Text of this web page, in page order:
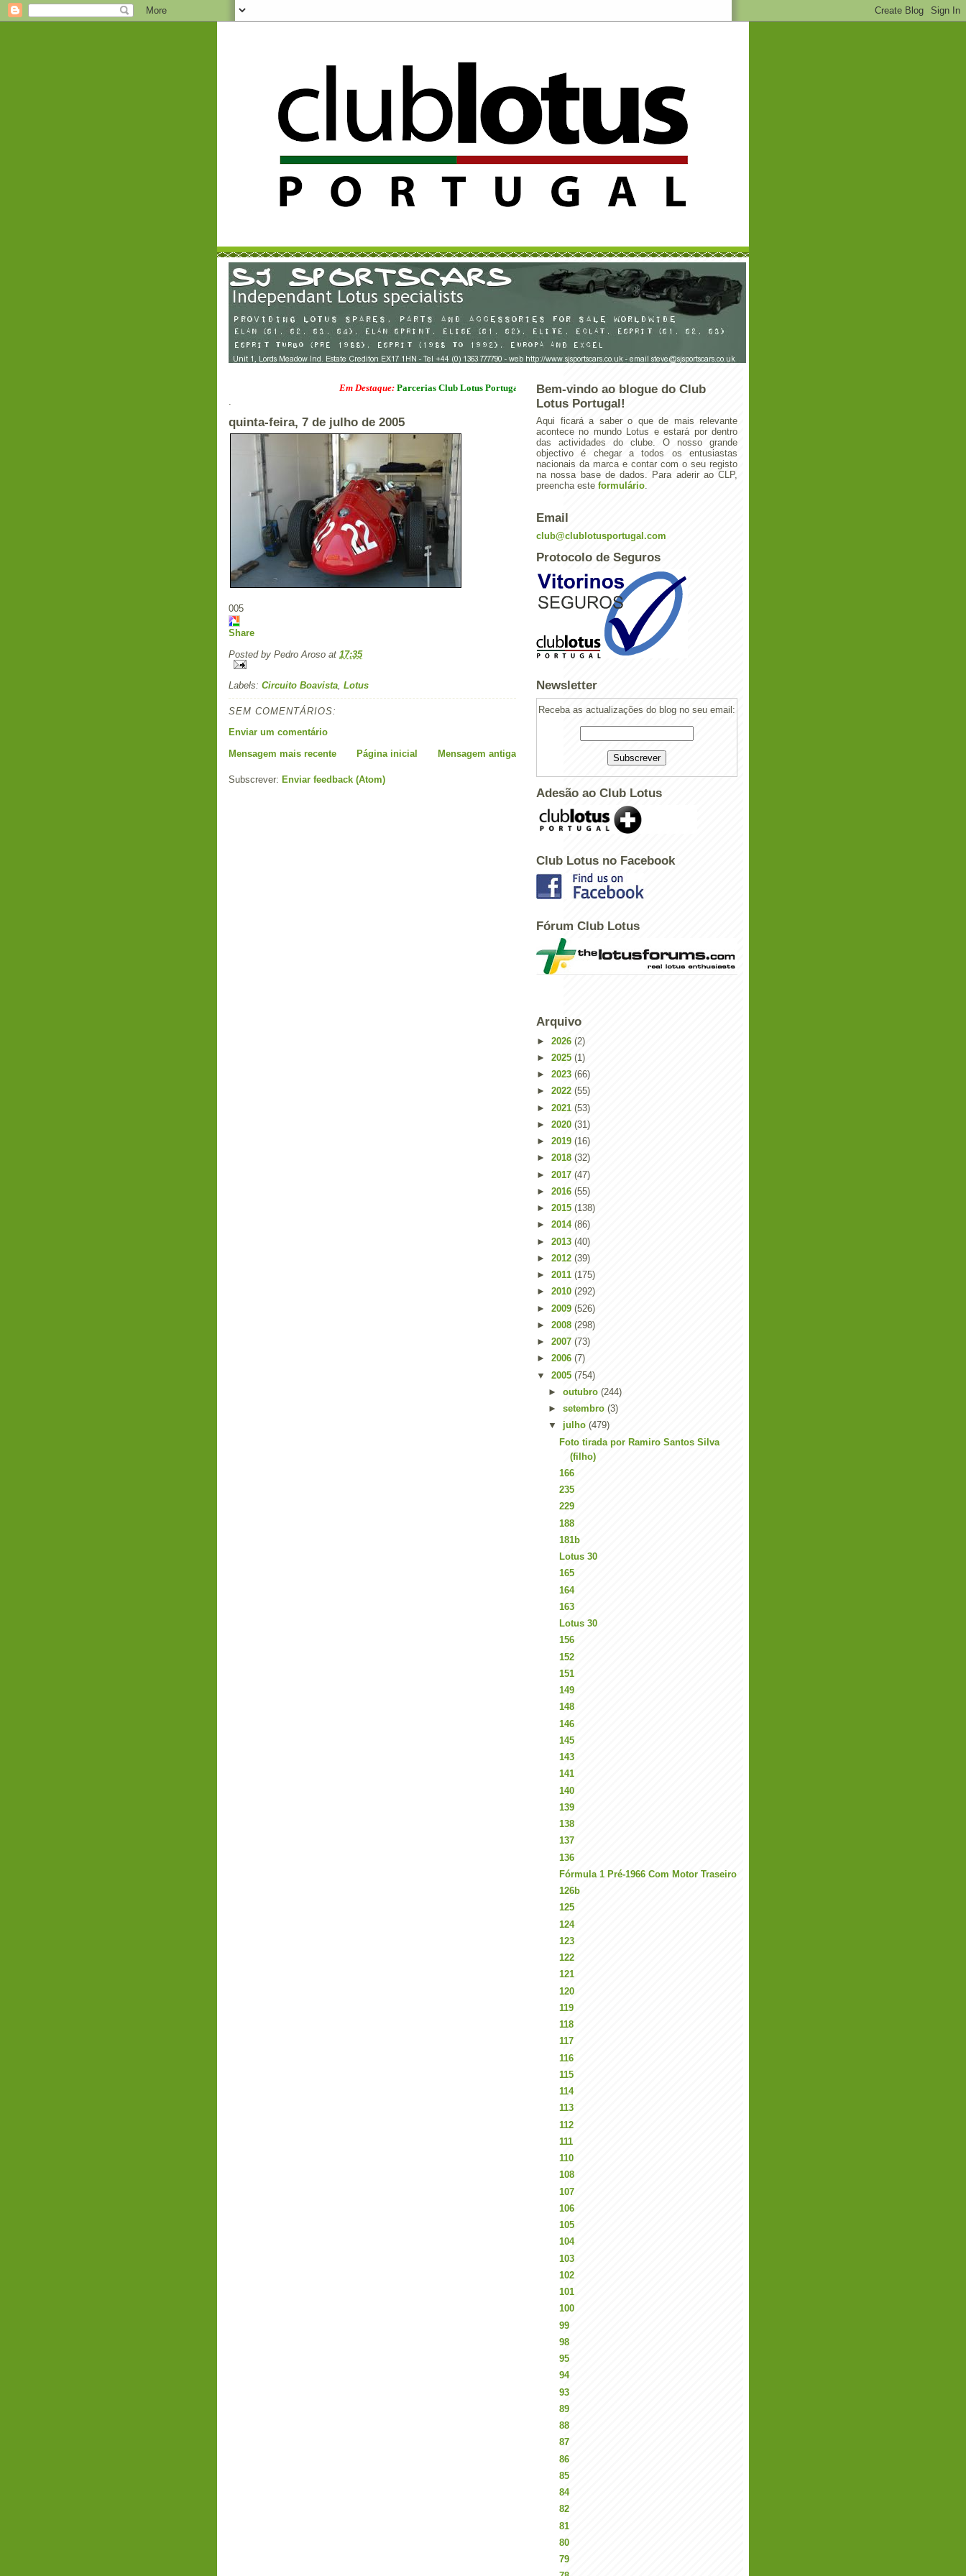
Em Destaque:Parcerias Club Lotus Portugal
quinta-feira, 7 de julho de 2005
005
Share
Posted by Pedro Aroso at 17:35
Labels: Circuito Boavista Lotus
SEM COMENTÁRIOS:
Enviar um comentário
Mensagem mais recente
Mensagem antiga
Página inicial
Subscrever: Enviar feedback (Atom)
Bem-vindo ao blogue do Club
Lotus Portugal!
Aqui ficará a saber o que de mais relevante
acontece no mundo Lotus e estará por dentro
das actividades do clube. O nosso grande
objectivo é chegar a todos os entusiastas
nacionais da marca e contar com o seu registo
na nossa base de dados. Para aderir ao CLP,
preencha este formulário.
Email
club@clublotusportugal.com
Protocolo de Seguros
Newsletter
Receba as actualizações do blog no seu email:
Adesão ao Club Lotus
Club Lotus no Facebook
Fórum Club Lotus
Arquivo
► 2026 (2)
► 2025 (1)
► 2023 (66)
► 2022 (55)
► 2021 (53)
► 2020 (31)
► 2019 (16)
► 2018 (32)
► 2017 (47)
► 2016 (55)
► 2015 (138)
► 2014 (86)
► 2013 (40)
► 2012 (39)
► 2011 (175)
► 2010 (292)
► 2009 (526)
► 2008 (298)
► 2007 (73)
► 2006 (7)
▼ 2005 (754)
► outubro (244)
► setembro (3)
▼ julho (479)
Foto tirada por Ramiro Santos Silva
(filho)
166
235
229
188
181b
Lotus 30
165
164
163
Lotus 30
156
152
151
149
148
146
145
143
141
140
139
138
137
136
Fórmula 1 Pré-1966 Com Motor Traseiro
126b
125
124
123
122
121
120
119
118
117
116
115
114
113
112
111
110
108
107
106
105
104
103
102
101
100
99
98
95
94
93
89
88
87
86
85
84
82
81
80
79